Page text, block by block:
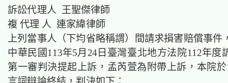
訴訟代理人 王聖傑律師
複 代理 人 連家緯律師
上列當事人（下均省略稱謂）間請求損害賠償事件
中華民國113年5月24日臺灣臺北地方法院112年度
第一審判決提起上訴，孟芮萱為附帶上訴，本院於